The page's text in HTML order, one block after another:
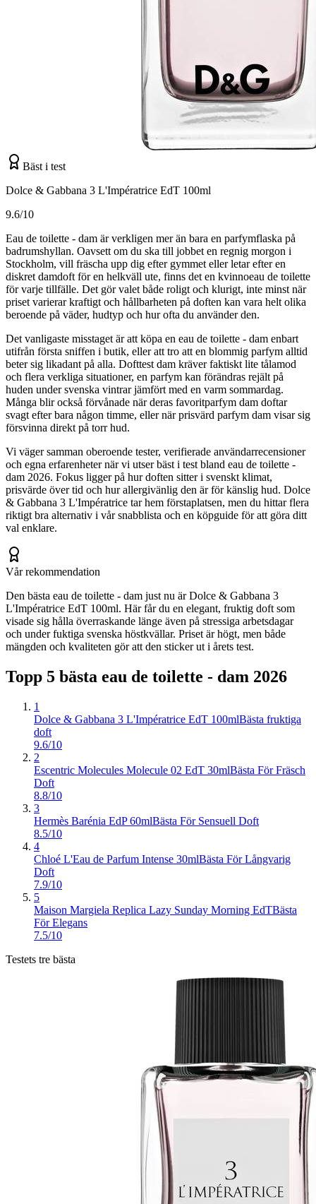
Bäst i test
Dolce & Gabbana 3 L'Impératrice EdT 100ml
9.6/10
Eau de toilette - dam är verkligen mer än bara en parfymflaska på
badrumshyllan. Oavsett om du ska till jobbet en regnig morgon i
Stockholm, vill fräscha upp dig efter gymmet eller letar efter en
diskret damdoft för en helkväll ute, finns det en kvinnoeau de toilette
för varje tillfälle. Det gör valet både roligt och klurigt, inte minst när
priset varierar kraftigt och hållbarheten på doften kan vara helt olika
beroende på väder, hudtyp och hur ofta du använder den.
Det vanligaste misstaget är att köpa en eau de toilette - dam enbart
utifrån första sniffen i butik, eller att tro att en blommig parfym alltid
beter sig likadant på alla. Dofttest dam kräver faktiskt lite tålamod
och flera verkliga situationer, en parfym kan förändras rejält på
huden under svenska vintrar jämfört med en varm sommardag.
Många blir också förvånade när deras favoritparfym dam doftar
svagt efter bara någon timme, eller när prisvärd parfym dam visar sig
försvinna direkt på torr hud.
Vi väger samman oberoende tester, verifierade användarrecensioner
och egna erfarenheter när vi utser bäst i test bland eau de toilette -
dam 2026. Fokus ligger på hur doften sitter i svenskt klimat,
prisvärde över tid och hur allergivänlig den är för känslig hud. Dolce
& Gabbana 3 L'Impératrice tar hem förstaplatsen, men du hittar flera
riktigt bra alternativ i vår snabblista och en köpguide för att göra ditt
val enklare.
Vår rekommendation
Den bästa eau de toilette - dam just nu är Dolce & Gabbana 3
L'Impératrice EdT 100ml. Här får du en elegant, fruktig doft som
visade sig hålla överraskande länge även på stressiga arbetsdagar
och under fuktiga svenska höstkvällar. Priset är högt, men både
mängden och kvaliteten gör att den sticker ut i årets test.
Topp 5 bästa eau de toilette - dam 2026
1
Dolce & Gabbana 3 L'Impératrice EdT 100mlBästa fruktiga
doft
9.6/10
2
Escentric Molecules Molecule 02 EdT 30mlBästa För Fräsch
Doft
8.8/10
3
Hermès Barénia EdP 60mlBästa För Sensuell Doft
8.5/10
4
Chloé L'Eau de Parfum Intense 30mlBästa För Långvarig
Doft
7.9/10
5
Maison Margiela Replica Lazy Sunday Morning EdTBästa
För Elegans
7.5/10
Testets tre bästa